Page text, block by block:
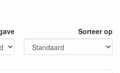
klaar met raad en daad. Neem
Sorteer op